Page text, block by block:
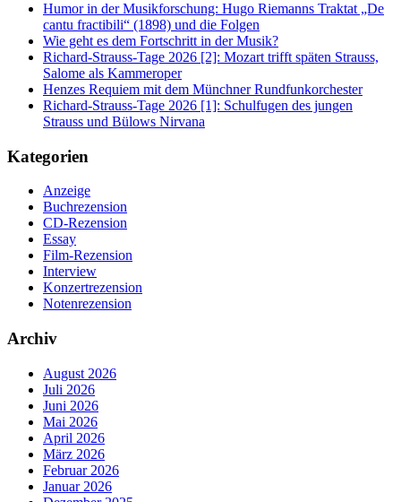
Humor in der Musikforschung: Hugo Riemanns Traktat „De
cantu fractibili“ (1898) und die Folgen
Wie geht es dem Fortschritt in der Musik?
Richard-Strauss-Tage 2026 [2]: Mozart trifft späten Strauss,
Salome als Kammeroper
Henzes Requiem mit dem Münchner Rundfunkorchester
Richard-Strauss-Tage 2026 [1]: Schulfugen des jungen
Strauss und Bülows Nirvana
Kategorien
Anzeige
Buchrezension
CD-Rezension
Essay
Film-Rezension
Interview
Konzertrezension
Notenrezension
Archiv
August 2026
Juli 2026
Juni 2026
Mai 2026
April 2026
März 2026
Februar 2026
Januar 2026